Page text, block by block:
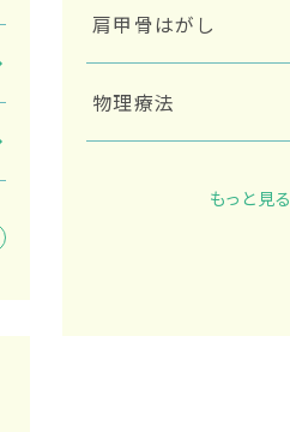
肩甲骨はがし
物理療法
もっと見る